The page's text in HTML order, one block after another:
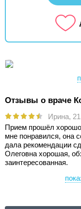
Отзывы о враче
Ирина,
Прием прошёл
мне понравился, она
дала рекомендации
Олеговна хорошая,
заинтересованная.